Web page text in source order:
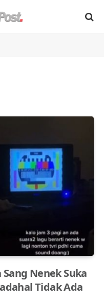
Nenek Suka
Tidak Ada